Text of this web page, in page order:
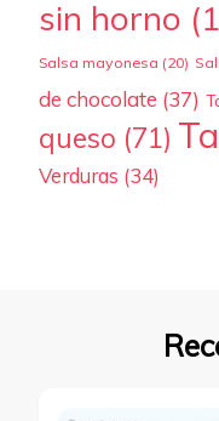
sin horno
Salsa mayonesa (20)
de chocolate (37)
queso (71)
Verduras (34)